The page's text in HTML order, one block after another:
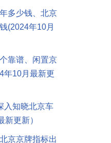
多少钱、北京
(2024年10月
靠谱、闲置京
年10月最新更
入知晓北京车
更新）
京京牌指标出